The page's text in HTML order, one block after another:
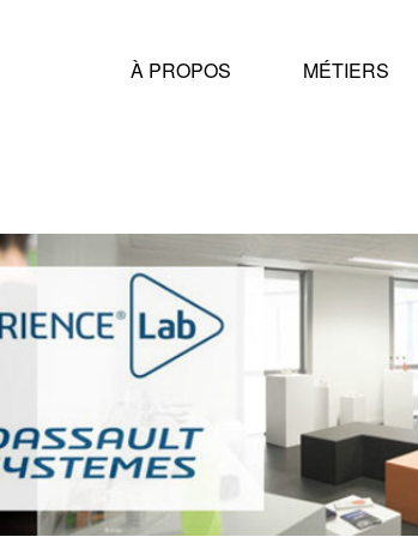
À PROPOS MÉTIERS